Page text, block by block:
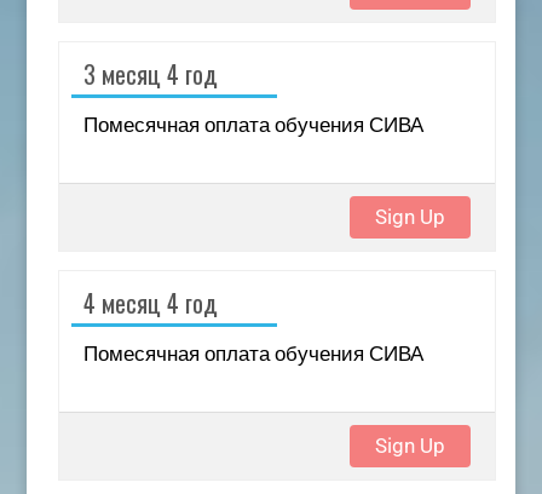
3 месяц 4 год
Помесячная оплата обучения СИВА
Sign Up
4 месяц 4 год
Помесячная оплата обучения СИВА
Sign Up